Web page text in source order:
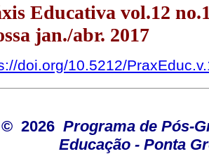
Educativa vol.12
jan./abr. 2017
doi.org/10.5212/
© 2026 Programa de Pós-
Educação - Ponta